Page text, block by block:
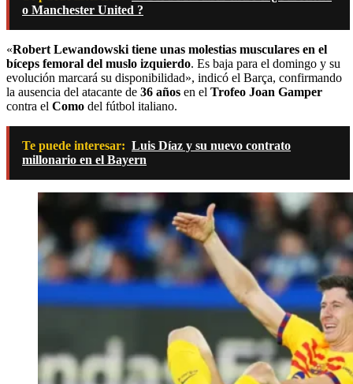
o Manchester United ?
«Robert Lewandowski tiene unas molestias musculares en el
bíceps femoral del muslo izquierdo. Es baja para el domingo y su
evolución marcará su disponibilidad», indicó el Barça, confirmando
la ausencia del atacante de 36 años en el Trofeo Joan Gamper
contra el Como del fútbol italiano.
Te puede interesar: Luis Díaz y su nuevo contrato
millonario en el Bayern